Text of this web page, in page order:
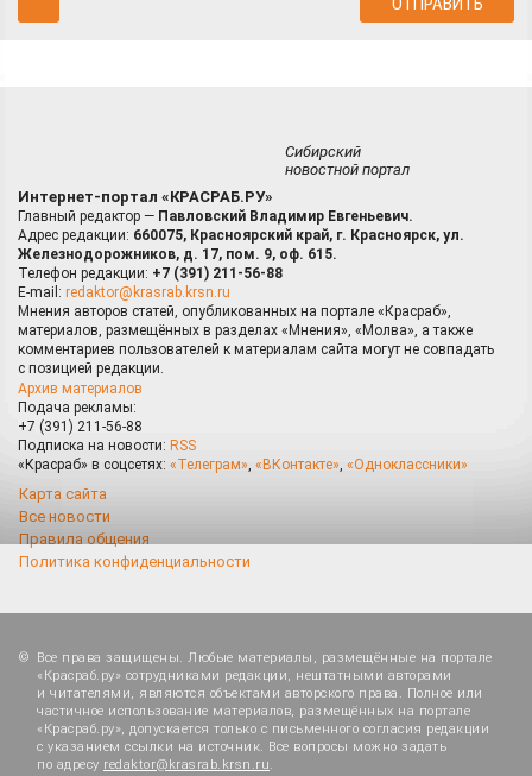
Сибирский
новостной портал
Интернет-портал «КРАСРАБ.РУ»
Главный редактор — Павловский Владимир Евгеньевич.
Адрес редакции: 660075, Красноярский край, г. Красноярск, ул.
Железнодорожников, д. 17, пом. 9, оф. 615.
Телефон редакции: +7 (391) 211-56-88
E-mail: redaktor@krasrab.krsn.ru
Мнения авторов статей, опубликованных на портале «Красраб»,
материалов, размещённых в разделах «Мнения», «Молва», а также
комментариев пользователей к материалам сайта могут не совпадать
с позицией редакции.
Архив материалов
Подача рекламы:
+7 (391) 211-56-88
Подписка на новости: RSS
«Красраб» в соцсетях: «Телеграм», «ВКонтакте», «Одноклассники»
Карта сайта
Все новости
Правила общения
Политика конфиденциальности
Все права защищены. Любые материалы, размещённые на портале
«Красраб.ру» сотрудниками редакции, нештатными авторами
и читателями, являются объектами авторского права. Полное или
частичное использование материалов, размещённых на портале
«Красраб.ру», допускается только с письменного согласия редакции
с указанием ссылки на источник. Все вопросы можно задать
по адресу redaktor@krasrab.krsn.ru.